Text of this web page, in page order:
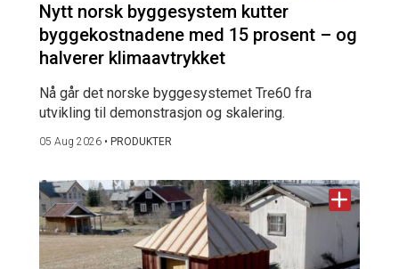
Nytt norsk byggesystem kutter
byggekostnadene med 15 prosent – og
halverer klimaavtrykket
Nå går det norske byggesystemet Tre60 fra
utvikling til demonstrasjon og skalering.
05 Aug 2026 • PRODUKTER